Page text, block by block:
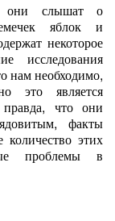
они слышат о
яблок и
некоторое
исследования
нам необходимо,
это является
что они
факты
количество этих
проблемы в